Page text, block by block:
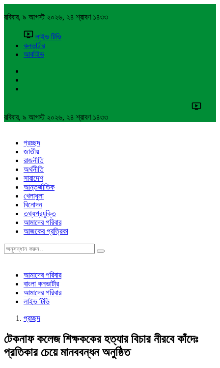
রবিবার, ৯ আগস্ট ২০২৬, ২৪ শ্রাবণ ১৪৩৩
লাইভ টিভি
কনভার্টার
আর্কাইভ
রবিবার, ৯ আগস্ট ২০২৬, ২৪ শ্রাবণ ১৪৩৩
প্রচ্ছদ
জাতীয়
রাজনীতি
অর্থনীতি
সারাদেশ
আন্তর্জাতিক
খেলাধুলা
বিনোদন
তথ্যপ্রযুক্তি
আমাদের পরিবার
আজকের প্রত্রিকা
আমাদের পরিবার
বাংলা কনভার্টার
আমাদের পরিবার
লাইভ টিভি
প্রচ্ছদ
টেকনাফ কলেজ শিক্ষককের হত্যার বিচার নীরবে কাঁদেঃ
প্রতিকার চেয়ে মানববন্ধন অনুষ্ঠিত